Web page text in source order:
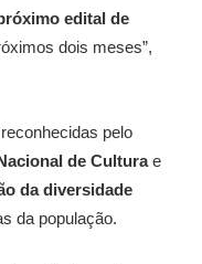
edital de
dois meses”,
pelo
de Culturae
da diversidade
da população.